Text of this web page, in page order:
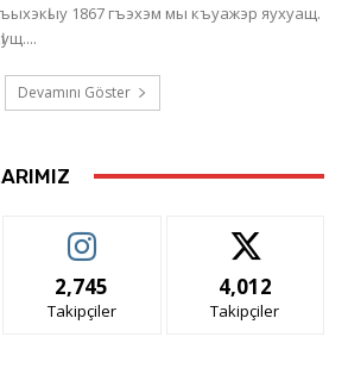
1867 гъэхэм мы къуажэр яухуащ.
Devamını Göster
2,745
Takipçiler
4,012
Takipçiler